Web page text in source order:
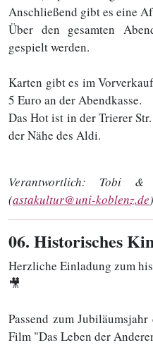
Anschließend gibt es eine
Über den gesamten
gespielt werden.
Karten gibt es im
5 Euro an der Abendkasse.
Das Hot ist in der Trierer
der Nähe des Aldi.
Verantwortlich: Tobi &
(astakultur@uni-koblenz.de)
06. Historisches
Herzliche Einladung zum
🎥
Passend zum
Film "Das Leben der